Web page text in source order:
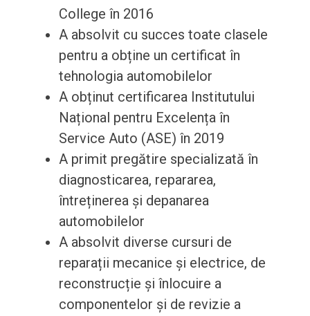
College în 2016
A absolvit cu succes toate clasele
pentru a obține un certificat în
tehnologia automobilelor
A obținut certificarea Institutului
Național pentru Excelența în
Service Auto (ASE) în 2019
A primit pregătire specializată în
diagnosticarea, repararea,
întreținerea și depanarea
automobilelor
A absolvit diverse cursuri de
reparații mecanice și electrice, de
reconstrucție și înlocuire a
componentelor și de revizie a